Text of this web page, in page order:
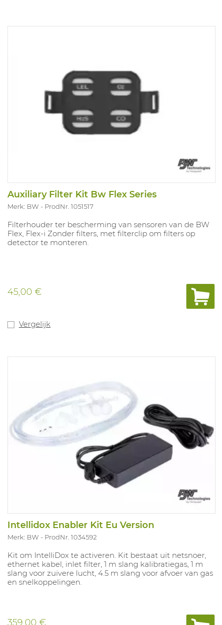
Auxiliary Filter Kit Bw Flex Series
Merk: BW ProdNr. 1051517
Filterhouder ter bescherming van sensoren van de BW
Flex, Flex-i Zonder filters, met filterclip om filters op
detector te monteren.
45,00 €
Vergelijk
Intellidox Enabler Kit Eu Version
Merk: BW ProdNr. 1034592
Kit om IntelliDox te activeren. Kit bestaat uit netsnoer,
ethernet kabel, inlet filter, 1 m slang kalibratiegas, 1 m
slang voor zuivere lucht, 4.5 m slang voor afvoer van gas
en snelkoppelingen.
359,00 €